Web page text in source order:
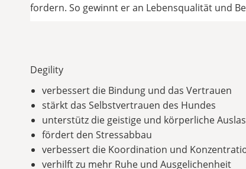
fordern. So gewinnt er an Lebensqualität und
Degility
verbessert die Bindung und das Vertrauen
stärkt das Selbstvertrauen des Hundes
unterstütz die geistige und körperliche
fördert den Stressabbau
verbessert die Koordination und
verhilft zu mehr Ruhe und Ausgelichenheit